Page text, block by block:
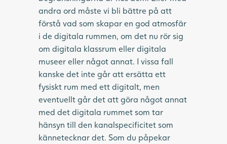
andra ord måste vi bli bättre på att
förstå vad som skapar en god atmosfär
i de digitala rummen, om det nu rör sig
om digitala klassrum eller digitala
museer eller något annat. I vissa fall
kanske det inte går att ersätta ett
fysiskt rum med ett digitalt, men
eventuellt går det att göra något annat
med det digitala rummet som tar
hänsyn till den kanalspecificitet som
kännetecknar det. Som du påpekar